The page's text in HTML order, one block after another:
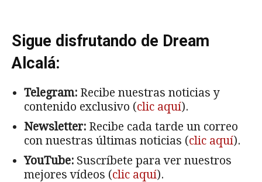
Sigue disfrutando de Dream
Alcalá:
Telegram: Recibe nuestras noticias y
contenido exclusivo (clic aquí).
Newsletter: Recibe cada tarde un correo
con nuestras últimas noticias (clic aquí).
YouTube: Suscríbete para ver nuestros
mejores vídeos (clic aquí).